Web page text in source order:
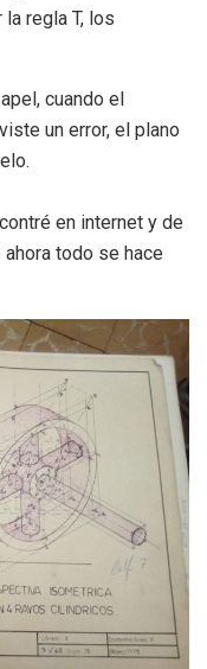
regla T, los
cuando el
un error, el plano
en internet y de
todo se hace